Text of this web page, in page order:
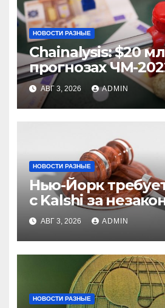
НОВОСТИ РАЗНЫЕ
Chainalysis: $20
прогнозах ЧМ-
из них
АВГ 3, 2026 ADMIN
НОВОСТИ РАЗНЫЕ
Нью-Йорк
с Kalshi за
ставки
АВГ 3, 2026 ADMIN
НОВОСТИ РАЗНЫЕ